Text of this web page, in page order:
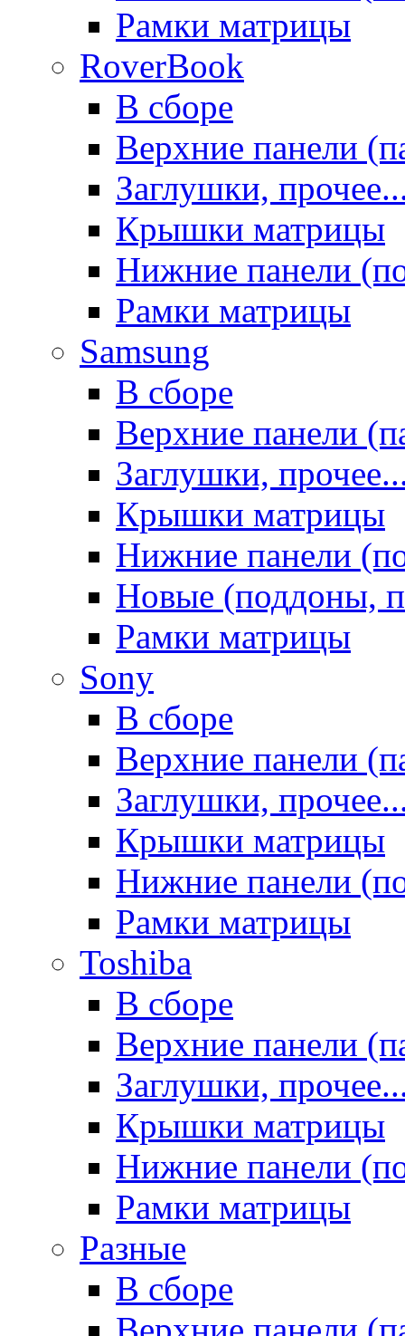
Рамки матрицы
RoverBook
В сборе
Верхние панели
Заглушки,
Крышки матрицы
Нижние панели
Рамки матрицы
Samsung
В сборе
Верхние панели
Заглушки,
Крышки матрицы
Нижние панели
Новые (поддоны,
Рамки матрицы
Sony
В сборе
Верхние панели
Заглушки,
Крышки матрицы
Нижние панели
Рамки матрицы
Toshiba
В сборе
Верхние панели
Заглушки,
Крышки матрицы
Нижние панели
Рамки матрицы
Разные
В сборе